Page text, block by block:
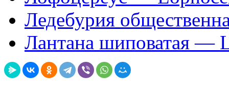
Ледебурия
Лантана шиповатая —